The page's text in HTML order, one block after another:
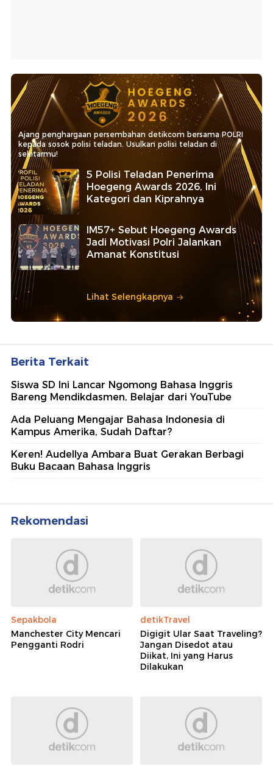
Ajang penghargaan persembahan detikcom bersama POLRI
kepada sosok polisi teladan. Usulkan polisi teladan di
sekitarmu!
5 Polisi Teladan Penerima
Hoegeng Awards 2026, Ini
Kategori dan Kiprahnya
IM57+ Sebut Hoegeng Awards
Jadi Motivasi Polri Jalankan
Amanat Konstitusi
Lihat Selengkapnya
Berita Terkait
Siswa SD Ini Lancar Ngomong Bahasa Inggris
Bareng Mendikdasmen, Belajar dari YouTube
Ada Peluang Mengajar Bahasa Indonesia di
Kampus Amerika, Sudah Daftar?
Keren! Audellya Ambara Buat Gerakan Berbagi
Buku Bacaan Bahasa Inggris
Rekomendasi
Sepakbola
Manchester City Mencari
Pengganti Rodri
detikTravel
Digigit Ular Saat Traveling?
Jangan Disedot atau
Diikat, Ini yang Harus
Dilakukan